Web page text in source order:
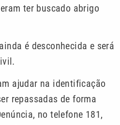
ter buscado abrigo
é desconhecida e será
ajudar na identificação
repassadas de forma
no telefone 181,